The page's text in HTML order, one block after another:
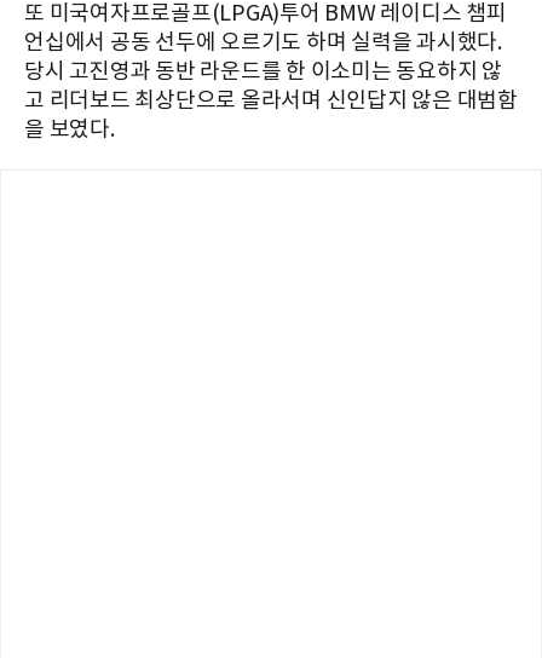
또 미국여자프로골프(LPGA)투어 BMW 레이디스 챔피
언십에서 공동 선두에 오르기도 하며 실력을 과시했다.
당시 고진영과 동반 라운드를 한 이소미는 동요하지 않
고 리더보드 최상단으로 올라서며 신인답지 않은 대범함
을 보였다.